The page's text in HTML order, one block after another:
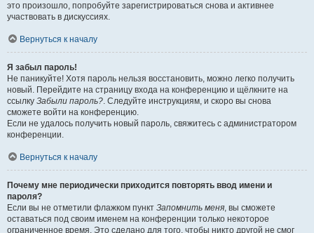
это произошло, попробуйте зарегистрироваться снова и активнее
участвовать в дискуссиях.
Вернуться к началу
Я забыл пароль!
Не паникуйте! Хотя пароль нельзя восстановить, можно легко получить
новый. Перейдите на страницу входа на конференцию и щёлкните на
ссылку Забыли пароль?. Следуйте инструкциям, и скоро вы снова
сможете войти на конференцию.
Если не удалось получить новый пароль, свяжитесь с администратором
конференции.
Вернуться к началу
Почему мне периодически приходится повторять ввод имени и
пароля?
Если вы не отметили флажком пункт Запомнить меня, вы сможете
оставаться под своим именем на конференции только некоторое
ограниченное время. Это сделано для того, чтобы никто другой не смог